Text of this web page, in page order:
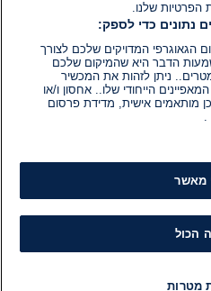
הפרטיות שלנו.
נתונים כדי לספק:
הגאוגרפי המדויקים שלכם לצורך
הדבר היא שהמיקום שלכם
ניתן לזהות את המכשיר
הייחודי שלו.. אחסון ו/או
מותאמים אישית, מדידת פרסום
.
מאשר
הכול
מטרות